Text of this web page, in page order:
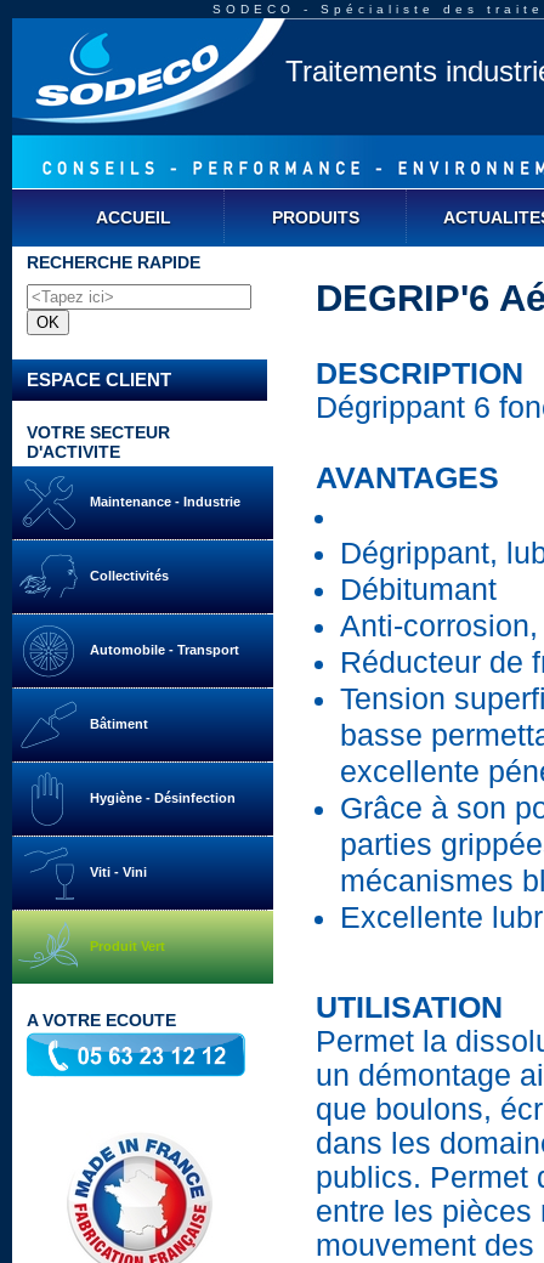
SODECO - Spécialiste des
Traitements
ACCUEIL PRODUITS
RECHERCHE RAPIDE
ESPACE CLIENT
VOTRE SECTEUR
D'ACTIVITE
Maintenance - Industrie
Collectivités
Automobile - Transport
Bâtiment
Hygiène - Désinfection
Viti - Vini
Produit Vert
A VOTRE ECOUTE
DEGRIP'6
DESCRIPTION
Dégrippant 6
AVANTAGES
Dégrippant,
Débitumant
Anti-
Réducteur de
Tension
basse
excellente
Grâce à son
parties
mécanismes
Excellente
UTILISATION
Permet la
un démontage
que boulons,
dans les
publics. Permet
entre les pièces
mouvement